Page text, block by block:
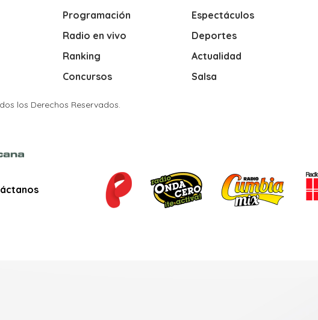
Programación
Radio en vivo
Ranking
Concursos
Espectáculos
Deportes
Actualidad
Salsa
los Derechos Reservados.